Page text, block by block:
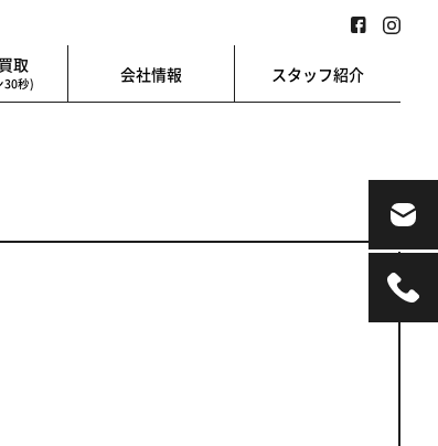
取
30秒) 会社情報 スタッフ紹介